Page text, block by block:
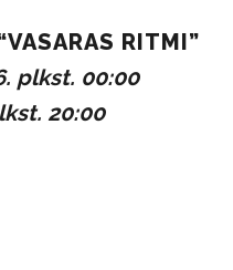
RITMI”
plkst. 00:00
20:00